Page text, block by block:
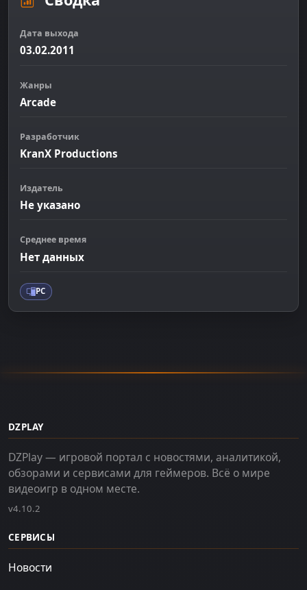
Дата выхода
03.02.2011
Жанры
Arcade
Разработчик
KranX Productions
Издатель
Не указано
Среднее время
Нет данных
PC
DZPLAY
DZPlay — игровой портал с новостями, аналитикой,
обзорами и сервисами для геймеров. Всё о мире
видеоигр в одном месте.
v4.10.2
СЕРВИСЫ
Новости